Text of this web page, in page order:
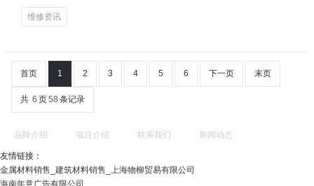
维修资讯
首页 1 2 3 4 5 6 下一页 末页
共 6 页58 条记录
品牌介绍 项目介绍 联系我们 新闻动态
友情链接：
金属材料销售_建筑材料销售_上海物柳贸易有限公司
海南年意广告有限公司